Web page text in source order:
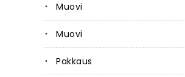
Muovi
Muovi
Pakkaus